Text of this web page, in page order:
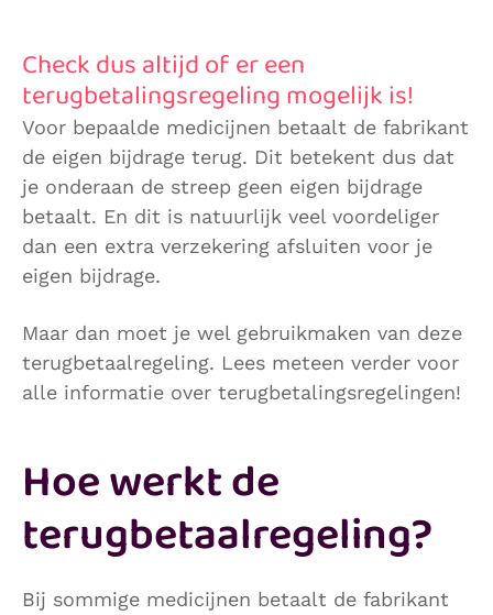
Check dus altijd of er een
terugbetalingsregeling mogelijk is!
Voor bepaalde medicijnen betaalt de fabrikant
de eigen bijdrage terug. Dit betekent dus dat
je onderaan de streep geen eigen bijdrage
betaalt. En dit is natuurlijk veel voordeliger
dan een extra verzekering afsluiten voor je
eigen bijdrage.
Maar dan moet je wel gebruikmaken van deze
terugbetaalregeling. Lees meteen verder voor
alle informatie over terugbetalingsregelingen!
Hoe werkt de
terugbetaalregeling?
Bij sommige medicijnen betaalt de fabrikant